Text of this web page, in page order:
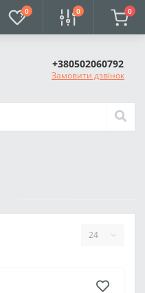
0 0 0
+380502060792
Замовити дзвінок